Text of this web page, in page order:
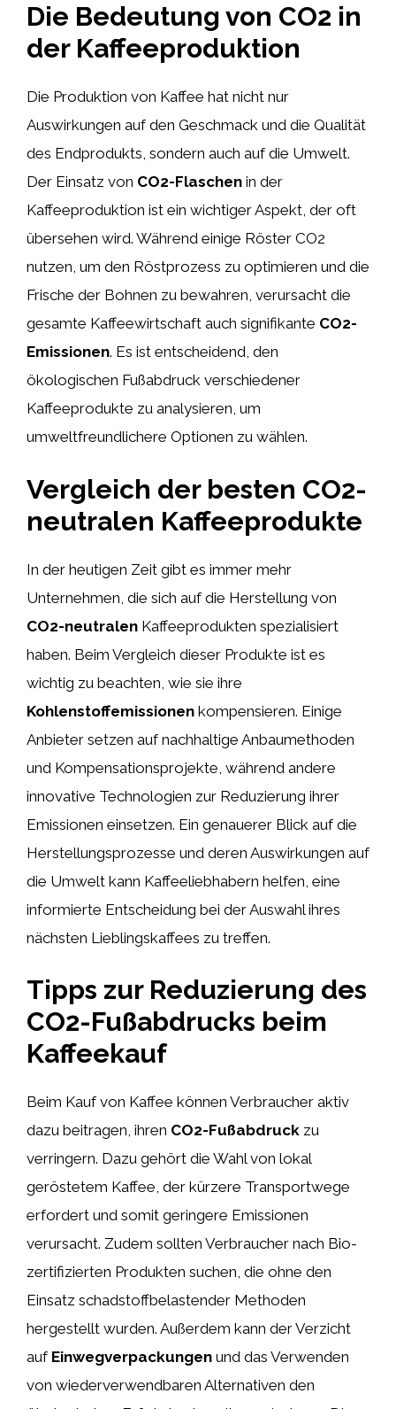
Die Bedeutung von CO2 in
der Kaffeeproduktion
Die Produktion von Kaffee hat nicht nur
Auswirkungen auf den Geschmack und die Qualität
des Endprodukts, sondern auch auf die Umwelt.
Der Einsatz von CO2-Flaschen in der
Kaffeeproduktion ist ein wichtiger Aspekt, der oft
übersehen wird. Während einige Röster CO2
nutzen, um den Röstprozess zu optimieren und die
Frische der Bohnen zu bewahren, verursacht die
gesamte Kaffeewirtschaft auch signifikante CO2-
Emissionen. Es ist entscheidend, den
ökologischen Fußabdruck verschiedener
Kaffeeprodukte zu analysieren, um
umweltfreundlichere Optionen zu wählen.
Vergleich der besten CO2-
neutralen Kaffeeprodukte
In der heutigen Zeit gibt es immer mehr
Unternehmen, die sich auf die Herstellung von
CO2-neutralen Kaffeeprodukten spezialisiert
haben. Beim Vergleich dieser Produkte ist es
wichtig zu beachten, wie sie ihre
Kohlenstoffemissionen kompensieren. Einige
Anbieter setzen auf nachhaltige Anbaumethoden
und Kompensationsprojekte, während andere
innovative Technologien zur Reduzierung ihrer
Emissionen einsetzen. Ein genauerer Blick auf die
Herstellungsprozesse und deren Auswirkungen auf
die Umwelt kann Kaffeeliebhabern helfen, eine
informierte Entscheidung bei der Auswahl ihres
nächsten Lieblingskaffees zu treffen.
Tipps zur Reduzierung des
CO2-Fußabdrucks beim
Kaffeekauf
Beim Kauf von Kaffee können Verbraucher aktiv
dazu beitragen, ihren CO2-Fußabdruck zu
verringern. Dazu gehört die Wahl von lokal
geröstetem Kaffee, der kürzere Transportwege
erfordert und somit geringere Emissionen
verursacht. Zudem sollten Verbraucher nach Bio-
zertifizierten Produkten suchen, die ohne den
Einsatz schadstoffbelastender Methoden
hergestellt wurden. Außerdem kann der Verzicht
auf Einwegverpackungen und das Verwenden
von wiederverwendbaren Alternativen den